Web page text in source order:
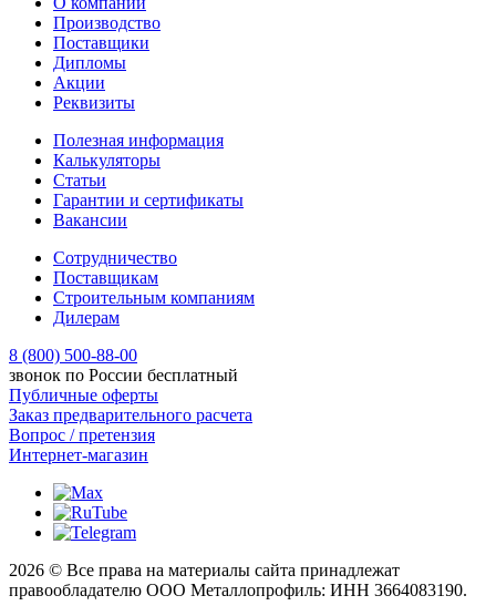
Производство
Поставщики
Дипломы
Акции
Реквизиты
Полезная информация
Калькуляторы
Статьи
Гарантии и сертификаты
Вакансии
Сотрудничество
Поставщикам
Строительным компаниям
Дилерам
8 (800) 500-88-00
звонок по России бесплатный
Публичные оферты
Заказ предварительного расчета
Вопрос / претензия
Интернет-магазин
2026 © Все права на материалы сайта принадлежат
правообладателю ООО Металлопрофиль: ИНН 3664083190.